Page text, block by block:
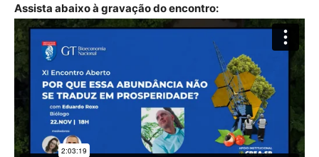
Assista abaixo à gravação do encontro: